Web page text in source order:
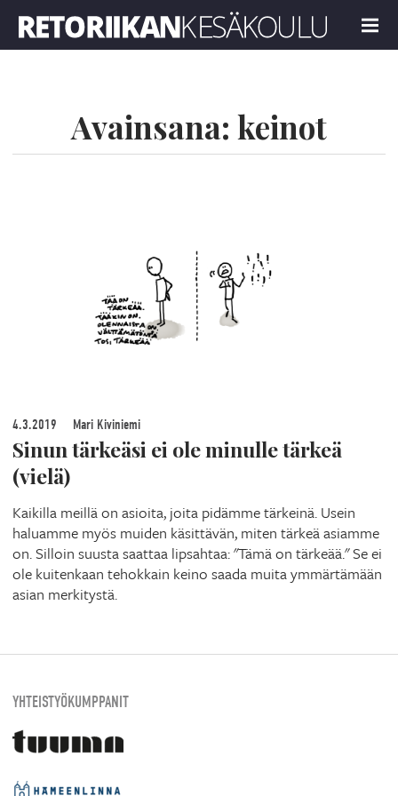
MENU
Avainsana: keinot
4.3.2019 Mari Kiviniemi
Sinun tärkeäsi ei ole minulle tärkeä
(vielä)
Kaikilla meillä on asioita, joita pidämme tärkeinä. Usein
haluamme myös muiden käsittävän, miten tärkeä asiamme
on. Silloin suusta saattaa lipsahtaa: "Tämä on tärkeää." Se ei
ole kuitenkaan tehokkain keino saada muita ymmärtämään
asian merkitystä.
YHTEISTYÖKUMPPANIT